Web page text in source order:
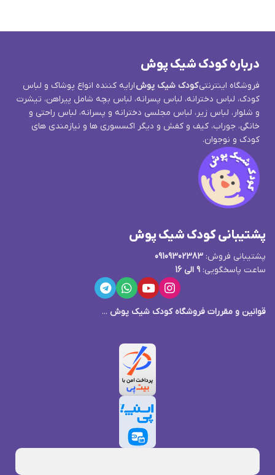
درباره کودک شیک پوش
فروشگاه اینترنتیکودک شیک پوشارایه کننده انواع پوشاک و لباس
کودک، لباس دخترانه، لباس پسرانه، لباس بچه شامل پیراهن، تیشرت
و شلوار، لباس زیر، لباس مجلسی دخترانه و پسرانه، لباس راحتی و
خانگی، جوراب، کیف و کفش و دیگر اکسسوری ها و نیازمندی های
کودک و نوجوان.
پشتیبانی کودک شیک پوش
پشتیبانی فروش: 09109302383
ساعت پاسخگویی: 9 الی 16
قوانین و مقررات فروشگاه کودک شیک پوش ...